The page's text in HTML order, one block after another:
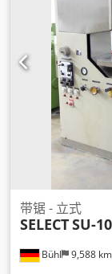
Bühl 9,588 km
带锯 - 立式
SELECTSU-10